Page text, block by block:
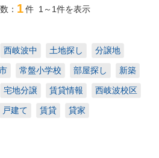
： 1件 1～1件を表示
西岐波中 土地探し 分譲地
常盤小学校 部屋探し 新築
宅地分譲 賃貸情報 西岐波校区
戸建て 賃貸 貸家